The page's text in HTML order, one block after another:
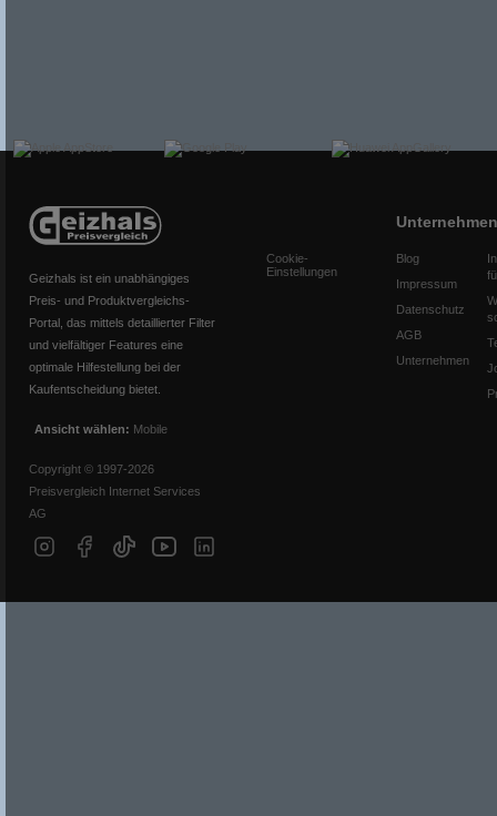
Geizhals ist ein unabhängiges
Preis- und Produktvergleichs-
Portal, das mittels detaillierter Filter
und vielfältiger Features eine
optimale Hilfestellung bei der
Kaufentscheidung bietet.
Ansicht wählen: Mobile
Copyright © 1997-2026
Preisvergleich Internet Services
AG
Cookie-
Einstellungen
Unternehmen
Blog
Impressum
Datenschutz
AGB
Unternehmen